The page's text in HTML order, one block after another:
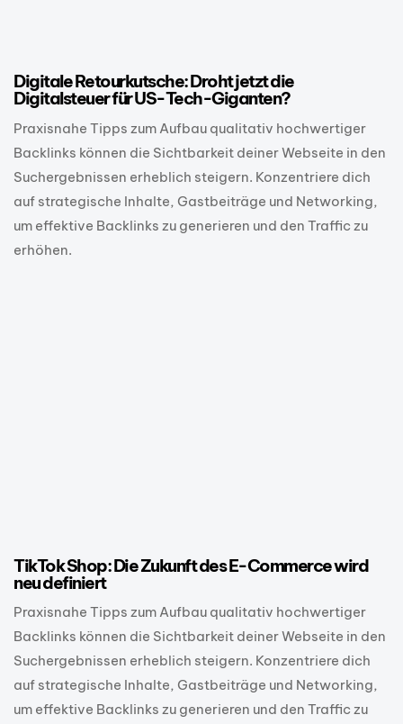
Digitale Retourkutsche: Droht jetzt die
Digitalsteuer für US-Tech-Giganten?
Praxisnahe Tipps zum Aufbau qualitativ hochwertiger
Backlinks können die Sichtbarkeit deiner Webseite in den
Suchergebnissen erheblich steigern. Konzentriere dich
auf strategische Inhalte, Gastbeiträge und Networking,
um effektive Backlinks zu generieren und den Traffic zu
erhöhen.
TikTok Shop: Die Zukunft des E-Commerce wird
neu definiert
Praxisnahe Tipps zum Aufbau qualitativ hochwertiger
Backlinks können die Sichtbarkeit deiner Webseite in den
Suchergebnissen erheblich steigern. Konzentriere dich
auf strategische Inhalte, Gastbeiträge und Networking,
um effektive Backlinks zu generieren und den Traffic zu